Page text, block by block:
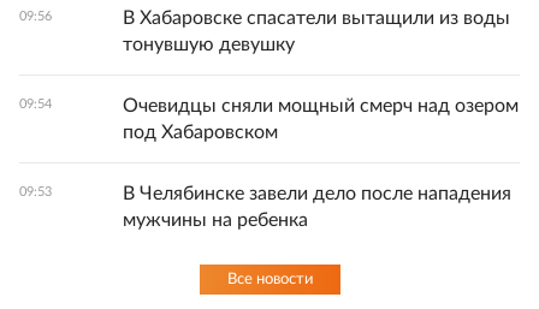
09:56
В Хабаровске спасатели вытащили из воды
тонувшую девушку
09:54
Очевидцы сняли мощный смерч над озером
под Хабаровском
09:53
В Челябинске завели дело после нападения
мужчины на ребенка
Все новости